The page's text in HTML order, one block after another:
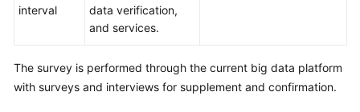
interval
data verification,
and services.
The survey is performed through the current big data platform
with surveys and interviews for supplement and confirmation.